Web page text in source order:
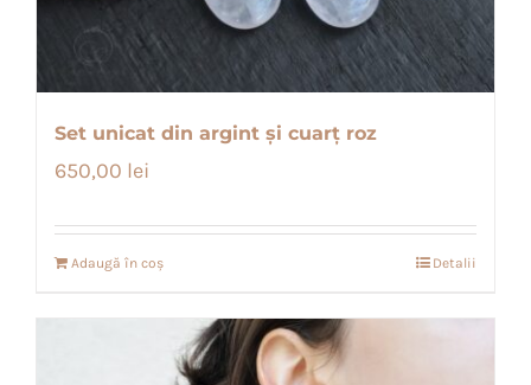
Set unicat din argint și cuarț roz
650,00 lei
Adaugă în coș Detalii